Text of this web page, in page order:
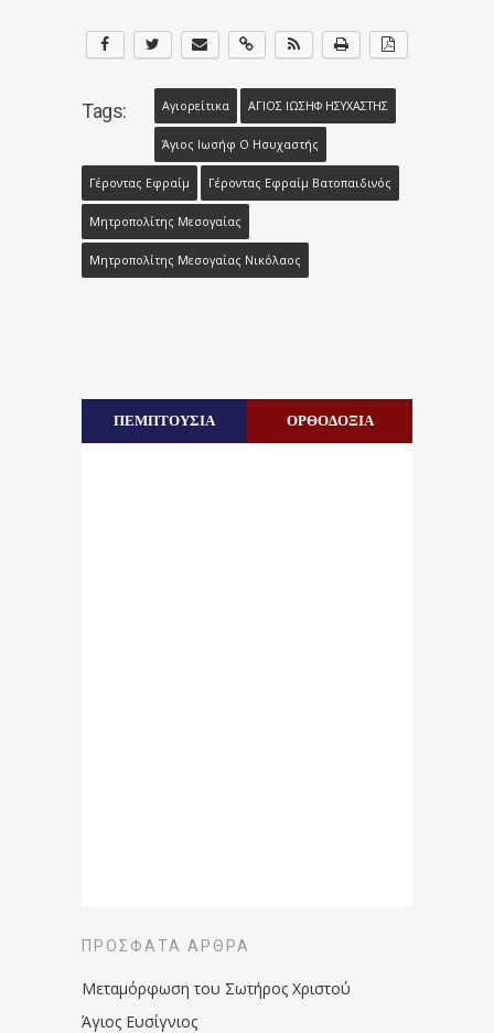
Tags: Αγιορείτικα ΑΓΙΟΣ ΙΩΣΗΦ ΗΣΥΧΑΣΤΗΣ
Άγιος Ιωσήφ Ο Ησυχαστής
Γέροντας Εφραίμ Γέροντας Εφραίμ Βατοπαιδινός
Μητροπολίτης Μεσογαίας
Μητροπολίτης Μεσογαίας Νικόλαος
ΠΕΜΠΤΟΥΣΙΑ ΟΡΘΟΔΟΞΙΑ
ΠΡΌΣΦΑΤΑ ΆΡΘΡΑ
Μεταμόρφωση του Σωτήρος Χριστού
Άγιος Ευσίγνιος